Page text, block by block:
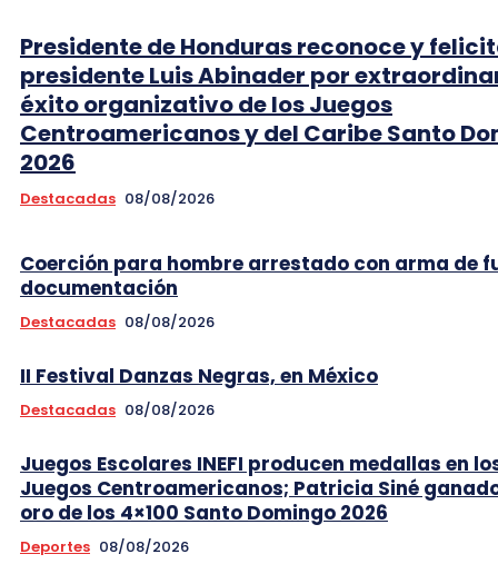
Presidente de Honduras reconoce y
presidente Luis Abinader por
éxito organizativo de los Juegos
Centroamericanos y del Caribe Santo
2026
Destacadas 08/08/2026
Coerción para hombre arrestado con arma de
documentación
Destacadas 08/08/2026
II Festival Danzas Negras, en México
Destacadas 08/08/2026
Juegos Escolares INEFI producen medallas en
Juegos Centroamericanos; Patricia Siné
oro de los 4×100 Santo Domingo 2026
Deportes 08/08/2026